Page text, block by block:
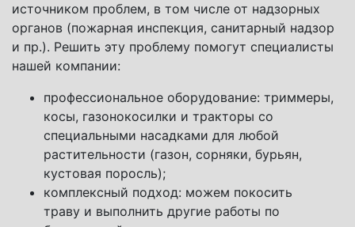
источником проблем, в том числе от надзорных
органов (пожарная инспекция, санитарный надзор
и пр.). Решить эту проблему помогут специалисты
нашей компании:
профессиональное оборудование: триммеры,
косы, газонокосилки и тракторы со
специальными насадками для любой
растительности (газон, сорняки, бурьян,
кустовая поросль);
комплексный подход: можем покосить
траву и выполнить другие работы по